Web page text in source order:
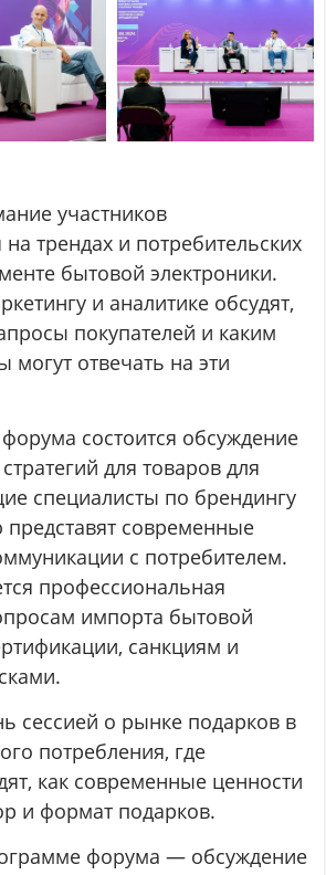
участников
на трендах и потребительских
бытовой электроники.
и аналитике обсудят,
покупателей и каким
отвечать на эти
состоится обсуждение
для товаров для
специалисты по брендингу
современные
с потребителем.
профессиональная
импорта бытовой
санкциям и
сессией о рынке подарков в
потребления, где
как современные ценности
и формат подарков.
форума — обсуждение